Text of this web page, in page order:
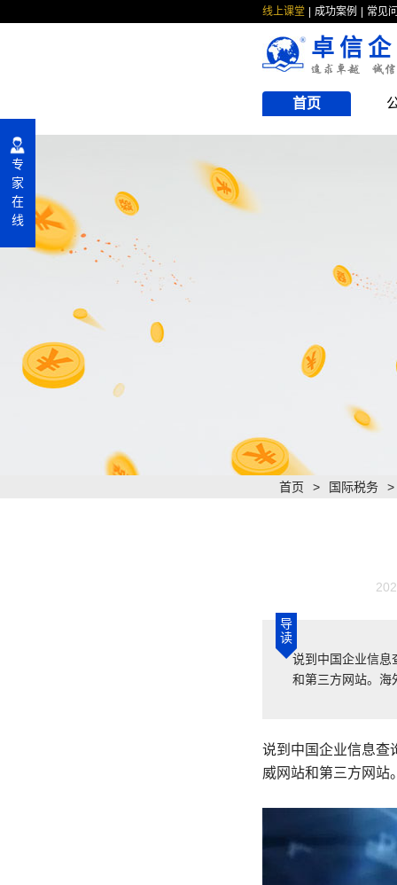
线上课堂 成功案例 常见
卓信
首页
首页 > 国际税务 >
导
读
说到中国企业信息
和第三方网站。海
说到中国企业信息查
威网站和第三方网站
专
家
在
线